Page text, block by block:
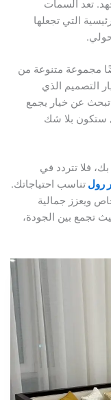
تعد السمات
التي تجعلها
مجموعة متنوعة من
التصميم الذي
تبحث عن خيار يجمع
ستكون بلا شك
فلا تتردد في
رول تناسب احتياجاتك.
ويعزز جمالية
تجمع بين الجودة،